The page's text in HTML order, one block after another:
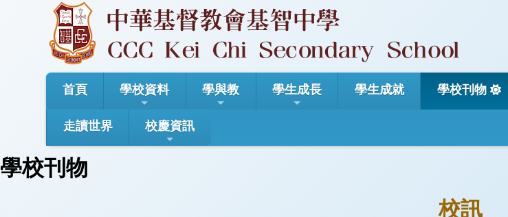
首頁 學校資料 學與教 學生成長 學生成就 學校刊物
走讀世界 校慶資訊
學校刊物